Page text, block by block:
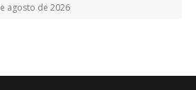
agosto de 2026